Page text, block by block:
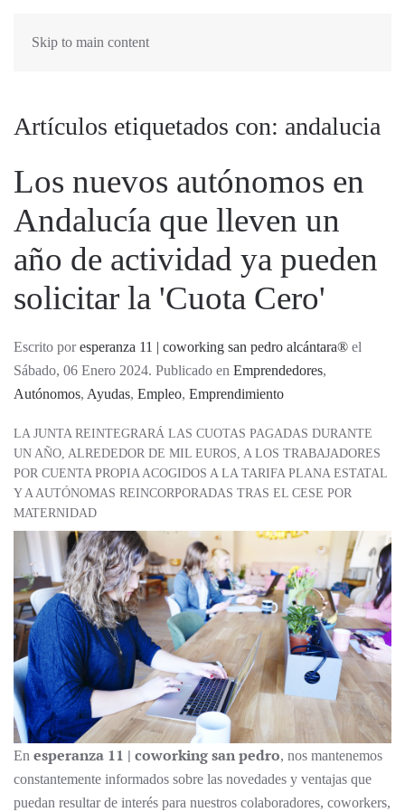
Skip to main content
Artículos etiquetados con: andalucia
Los nuevos autónomos en
Andalucía que lleven un
año de actividad ya pueden
solicitar la 'Cuota Cero'
Escrito poresperanza 11 | coworking san pedro alcántara® el
Sábado, 06 Enero 2024. Publicado en Emprendedores,
Autónomos, Ayudas, Empleo, Emprendimiento
LA JUNTA REINTEGRARÁ LAS CUOTAS PAGADAS DURANTE
UN AÑO, ALREDEDOR DE MIL EUROS, A LOS TRABAJADORES
POR CUENTA PROPIA ACOGIDOS A LA TARIFA PLANA ESTATAL
Y A AUTÓNOMAS REINCORPORADAS TRAS EL CESE POR
MATERNIDAD
En esperanza 11 | coworking san pedro, nos mantenemos
constantemente informados sobre las novedades y ventajas que
puedan resultar de interés para nuestros colaboradores, coworkers,